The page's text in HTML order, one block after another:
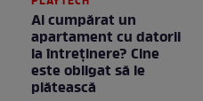
Ai cumpărat un
apartament cu datorii
la întreținere? Cine
este obligat să le
plătească